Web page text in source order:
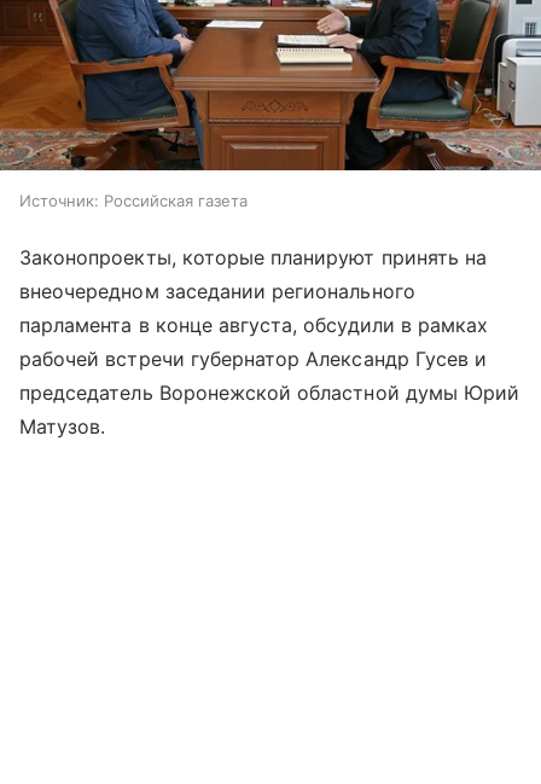
Источник: Российская газета
Законопроекты, которые планируют принять на
внеочередном заседании регионального
парламента в конце августа, обсудили в рамках
рабочей встречи губернатор Александр Гусев и
председатель Воронежской областной думы Юрий
Матузов.